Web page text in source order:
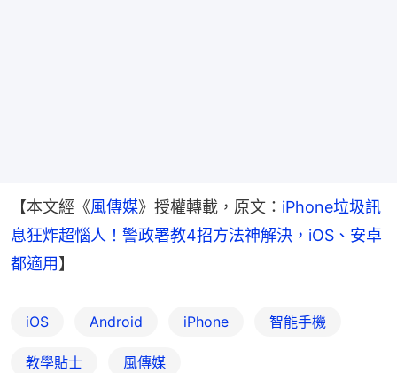
【本文經《風傳媒》授權轉載，原文： iPhone垃圾訊
息狂炸超惱人！警政署教4招方法神解決，iOS、安卓
都適用】
iOS Android iPhone 智能手機
教學貼士 風傳媒